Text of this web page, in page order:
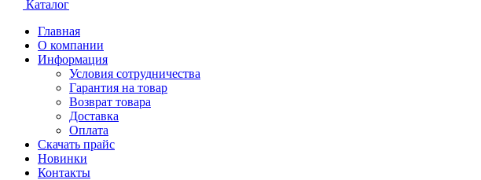
Каталог
Главная
О компании
Информация
Условия сотрудничества
Гарантия на товар
Возврат товара
Доставка
Оплата
Скачать прайс
Новинки
Контакты